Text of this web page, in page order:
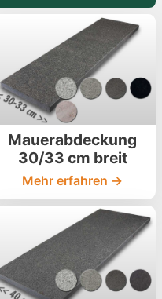
Mauerabdeckung
30/33 cm breit
Mehr erfahren →